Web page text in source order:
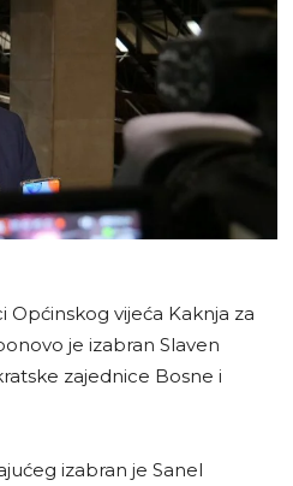
Općinskog vijeća Kaknja za
je izabran Slaven
zajednice Bosne i
izabran je Sanel